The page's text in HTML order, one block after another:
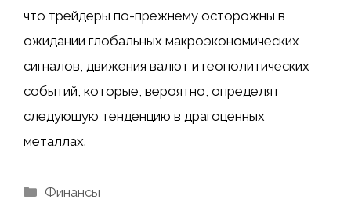
что трейдеры по-прежнему осторожны в
ожидании глобальных макроэкономических
сигналов, движения валют и геополитических
событий, которые, вероятно, определят
следующую тенденцию в драгоценных
металлах.
Рубрики
Финансы